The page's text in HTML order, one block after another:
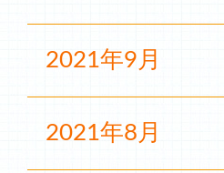
2021年9月
2021年8月